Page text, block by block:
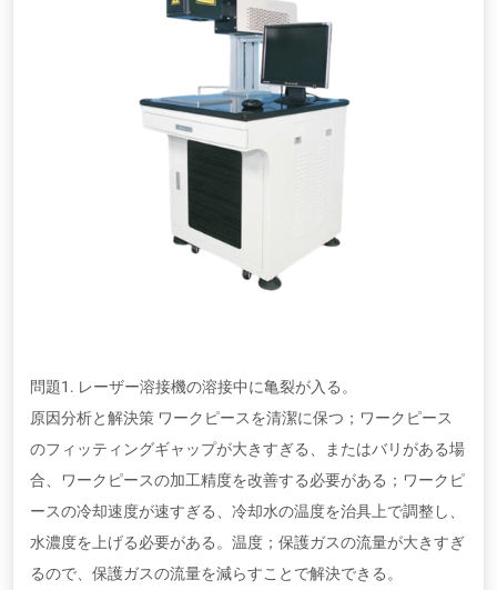
問題1. レーザー溶接機の溶接中に亀裂が入る。
原因分析と解決策 ワークピースを清潔に保つ；ワークピース
のフィッティングギャップが大きすぎる、またはバリがある場
合、ワークピースの加工精度を改善する必要がある；ワークピ
ースの冷却速度が速すぎる、冷却水の温度を治具上で調整し、
水濃度を上げる必要がある。温度；保護ガスの流量が大きすぎ
るので、保護ガスの流量を減らすことで解決できる。